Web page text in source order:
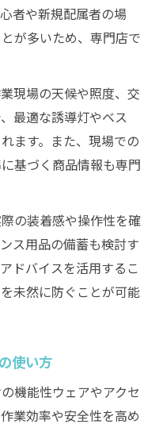
者や新規配属者の場
が多いため、専門店で
現場の天候や照度、交
最適な誘導灯やベス
ます。また、現場での
基づく商品情報も専門
の装着感や操作性を確
ス用品の備蓄も検討す
ドバイスを活用するこ
未然に防ぐことが可能
使い方
機能性ウェアやアクセ
業効率や安全性を高め